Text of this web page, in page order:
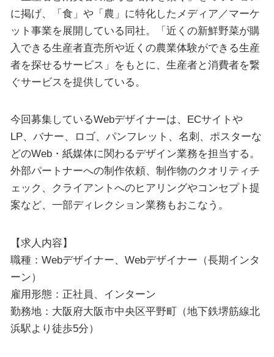
に掲げ、「食」や「農」に特化したメディア／マーケ
ット事業を展開している同社。「近くの新鮮野菜が購
入できる生産者直売所や近くの農業体験ができる生産
者を探せるサービス」をもとに、生産者と消費者を繋
ぐサービスを提供している。
今回募集しているWebデザイナーは、ECサイトや
LP、バナー、ロゴ、パンフレット、名刺、ポスターな
どのWeb・紙媒体に関わるデザイン業務を担当する。
外部パートナーへの制作依頼、制作物のクオリティチ
ェック、クライアントへのヒアリングやコンセプト提
案など、⼀部ディレクション業務もおこなう。
【求人内容】
職種：Webデザイナー、Webデザイナー（長期インタ
ーン）
雇用形態：正社員、インターン
勤務地：大阪府大阪市中央区平野町（地下鉄堺筋線北
浜駅より徒歩5分）